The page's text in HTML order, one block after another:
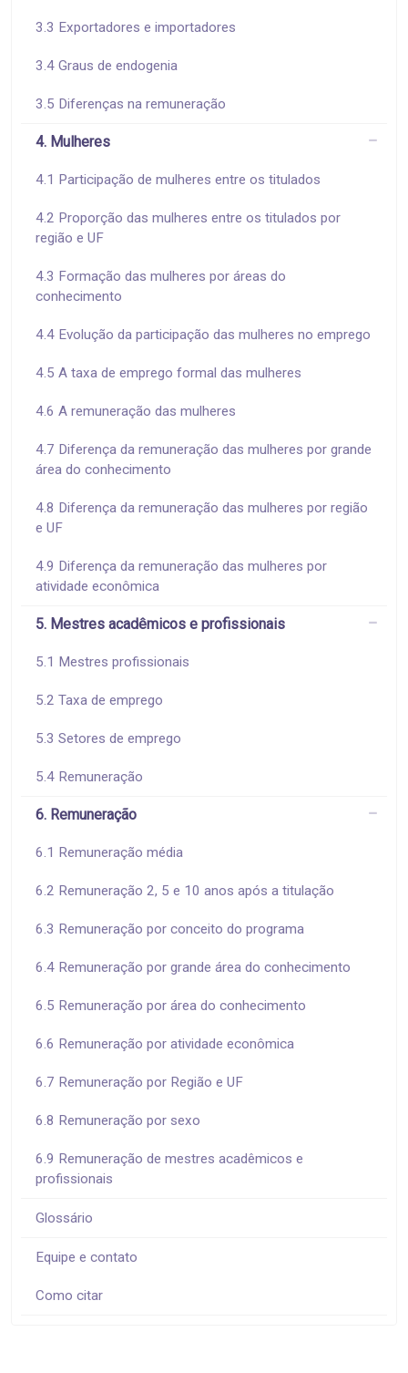
3.3 Exportadores e importadores
3.4 Graus de endogenia
3.5 Diferenças na remuneração
4. Mulheres
4.1 Participação de mulheres entre os titulados
4.2 Proporção das mulheres entre os titulados por
região e UF
4.3 Formação das mulheres por áreas do
conhecimento
4.4 Evolução da participação das mulheres no emprego
4.5 A taxa de emprego formal das mulheres
4.6 A remuneração das mulheres
4.7 Diferença da remuneração das mulheres por grande
área do conhecimento
4.8 Diferença da remuneração das mulheres por região
e UF
4.9 Diferença da remuneração das mulheres por
atividade econômica
5. Mestres acadêmicos e profissionais
5.1 Mestres profissionais
5.2 Taxa de emprego
5.3 Setores de emprego
5.4 Remuneração
6. Remuneração
6.1 Remuneração média
6.2 Remuneração 2, 5 e 10 anos após a titulação
6.3 Remuneração por conceito do programa
6.4 Remuneração por grande área do conhecimento
6.5 Remuneração por área do conhecimento
6.6 Remuneração por atividade econômica
6.7 Remuneração por Região e UF
6.8 Remuneração por sexo
6.9 Remuneração de mestres acadêmicos e
profissionais
Glossário
Equipe e contato
Como citar